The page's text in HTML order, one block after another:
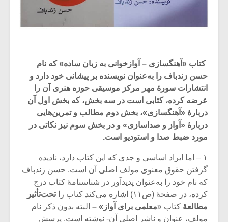
کتاب «آهنگسازی – آوازخوانی به زبان ساده» که نام
حسن زندباف را به‌عنوان نویسنده بر پیشانی خود دارد و
انتشارات سورۀ مهر مرکز موسیقی حوزه هنری آن را
عرضه کرده، کتابی است در سه بخش، که بخش اول آن
دربارۀ «آهنگسازی»،‌ بخش دوم مطالب و تمرین‌هایی
دربارۀ «آواز و صداسازی» و در بخش سوم نیز نکاتی در
مورد ضبط صدا و استودیو است.
۱ – اما ایراد اساسی و جدی که این کتاب دارد، نادیده
گرفتن حقوق معنوی مولف اصلی آن است. حسن زندباف
که نام خود را به‌عنوان پدیدآور در شناسنامۀ کتاب درج
کرده، در صفحۀ (ص۱۱) اشاره می‌کند کتاب را
تحتتأثیر
مطالعۀ کتاب «معلمی برای آواز » – البته بدون ذکر نام
مولف، عنوان و ناشر اصلی آن- نوشته است. پرسش